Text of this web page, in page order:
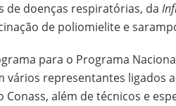
de doenças respiratórias, da
de poliomielite e
para o Programa
vários representantes ligados
Conass, além de técnicos e